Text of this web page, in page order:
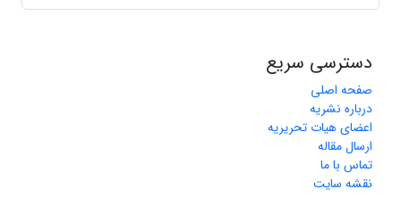
دسترسی سریع
صفحه اصلی
درباره نشریه
اعضای هیات تحریریه
ارسال مقاله
تماس با ما
نقشه سایت